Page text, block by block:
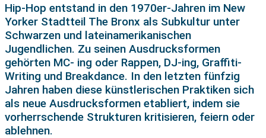
Hip-Hop entstand in den 1970er-Jahren im New
Yorker Stadtteil The Bronx als Subkultur unter
Schwarzen und lateinamerikanischen
Jugendlichen. Zu seinen Ausdrucksformen
gehörten MC- ing oder Rappen, DJ-ing, Graffiti-
Writing und Breakdance. In den letzten fünfzig
Jahren haben diese künstlerischen Praktiken sich
als neue Ausdrucksformen etabliert, indem sie
vorherrschende Strukturen kritisieren, feiern oder
ablehnen.